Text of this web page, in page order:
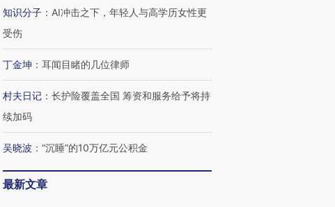
知识分子 ： AI冲击之下，年轻人与高学历女性更
受伤
丁金坤 ： 耳闻目睹的几位律师
村夫日记 ： 长护险覆盖全国 筹资和服务给予将持
续加码
吴晓波 ： “沉睡”的10万亿元公积金
最新文章